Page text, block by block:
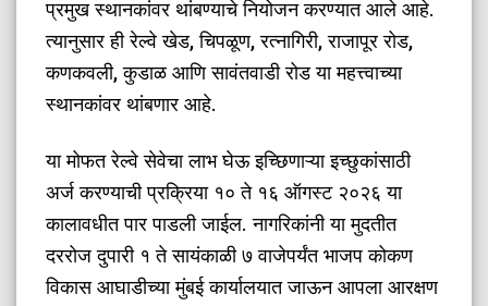
प्रमुख स्थानकांवर थांबण्याचे नियोजन करण्यात आले आहे.
त्यानुसार ही रेल्वे खेड, चिपळूण, रत्नागिरी, राजापूर रोड,
कणकवली, कुडाळ आणि सावंतवाडी रोड या महत्त्वाच्या
स्थानकांवर थांबणार आहे.
​या मोफत रेल्वे सेवेचा लाभ घेऊ इच्छिणाऱ्या इच्छुकांसाठी
अर्ज करण्याची प्रक्रिया १० ते १६ ऑगस्ट २०२६ या
कालावधीत पार पाडली जाईल. नागरिकांनी या मुदतीत
दररोज दुपारी १ ते सायंकाळी ७ वाजेपर्यंत भाजप कोकण
विकास आघाडीच्या मुंबई कार्यालयात जाऊन आपला आरक्षण